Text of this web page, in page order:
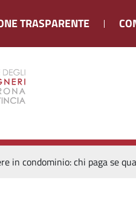
TRASPARENTE
in condominio: chi paga se